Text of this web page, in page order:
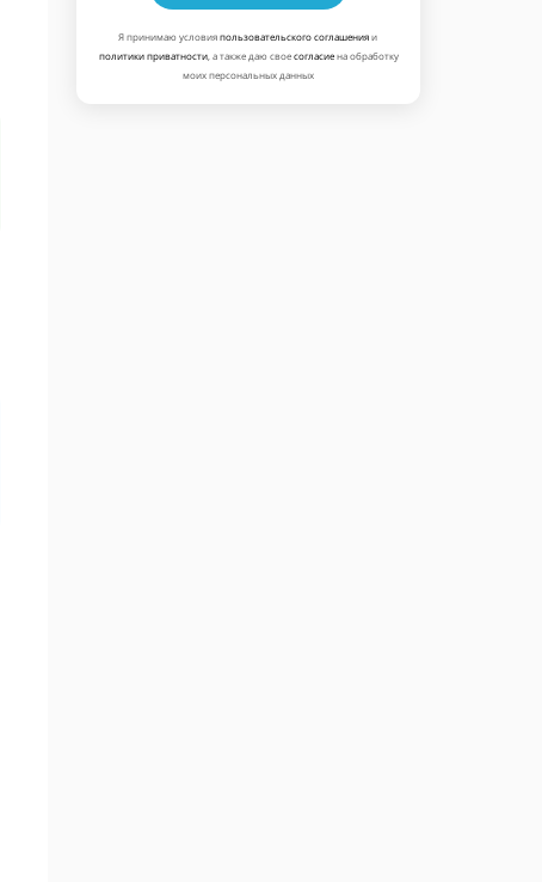
Я принимаю условияпользовательского соглашенияи
политики приватности, а также даю своесогласиена обработку
моих персональных данных